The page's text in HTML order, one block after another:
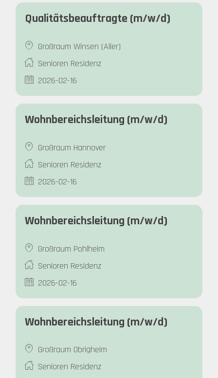
Qualitätsbeauftragte (m/w/d)
Großraum Winsen (Aller)
Senioren Residenz
2026-02-16
Wohnbereichsleitung (m/w/d)
Großraum Hannover
Senioren Residenz
2026-02-16
Wohnbereichsleitung (m/w/d)
Großraum Pohlheim
Senioren Residenz
2026-02-16
Wohnbereichsleitung (m/w/d)
Großraum Obrigheim
Senioren Residenz